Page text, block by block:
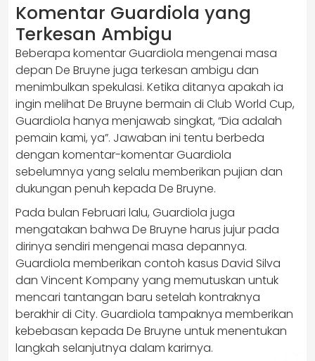
Komentar Guardiola yang
Terkesan Ambigu
Beberapa komentar Guardiola mengenai masa
depan De Bruyne juga terkesan ambigu dan
menimbulkan spekulasi. Ketika ditanya apakah ia
ingin melihat De Bruyne bermain di Club World Cup,
Guardiola hanya menjawab singkat, “Dia adalah
pemain kami, ya”. Jawaban ini tentu berbeda
dengan komentar-komentar Guardiola
sebelumnya yang selalu memberikan pujian dan
dukungan penuh kepada De Bruyne.
Pada bulan Februari lalu, Guardiola juga
mengatakan bahwa De Bruyne harus jujur pada
dirinya sendiri mengenai masa depannya.
Guardiola memberikan contoh kasus David Silva
dan Vincent Kompany yang memutuskan untuk
mencari tantangan baru setelah kontraknya
berakhir di City. Guardiola tampaknya memberikan
kebebasan kepada De Bruyne untuk menentukan
langkah selanjutnya dalam karirnya.